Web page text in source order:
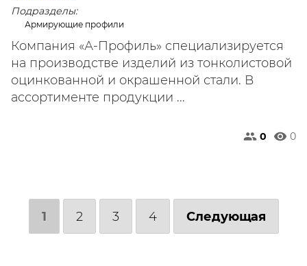
Подразделы:
Армирующие профили
Компания «А-Профиль» специализируется
на производстве изделий из тонколистовой
оцинкованной и окрашенной стали. В
ассортименте продукции ...
0 0
1 2 3 4 Следующая